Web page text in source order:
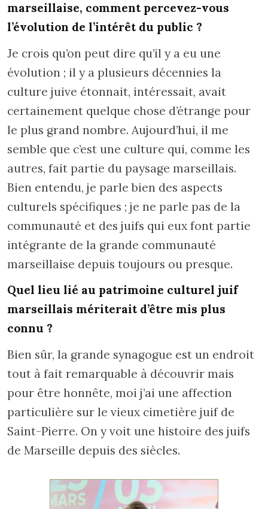
marseillaise, comment percevez-vous
l’évolution de l’intérêt du public ?
Je crois qu’on peut dire qu’il y a eu une
évolution ; il y a plusieurs décennies la
culture juive étonnait, intéressait, avait
certainement quelque chose d’étrange pour
le plus grand nombre. Aujourd’hui, il me
semble que c’est une culture qui, comme les
autres, fait partie du paysage marseillais.
Bien entendu, je parle bien des aspects
culturels spécifiques ; je ne parle pas de la
communauté et des juifs qui eux font partie
intégrante de la grande communauté
marseillaise depuis toujours ou presque.
Quel lieu lié au patrimoine culturel juif
marseillais mériterait d’être mis plus
connu ?
Bien sûr, la grande synagogue est un endroit
tout à fait remarquable à découvrir mais
pour être honnête, moi j’ai une affection
particulière sur le vieux cimetière juif de
Saint-Pierre. On y voit une histoire des juifs
de Marseille depuis des siècles.